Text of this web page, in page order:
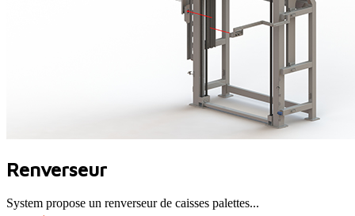
Renverseur
System propose un renverseur de caisses palettes...